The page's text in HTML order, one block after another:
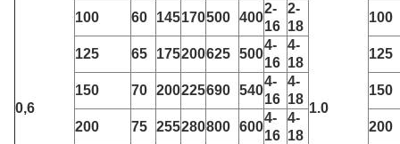
0,6 1.0
100 60 145170500 400
2-
16
2-
18
100
125 65 175200625 500
4-
16
4-
18
125
150 70 200225690 540
4-
16
4-
18
150
200 75 255280800 600
4-
16
4-
18
200